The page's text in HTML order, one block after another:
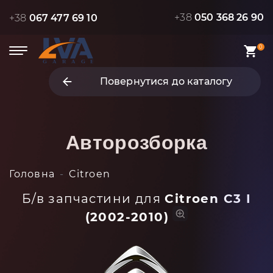
+38 067 477 69 10 +38 050 368 26 90
0
Повернутися до каталогу
Авторозборка
Головна Citroen
Б/в запчастини дляCitroen C3 I
(2002-2010)